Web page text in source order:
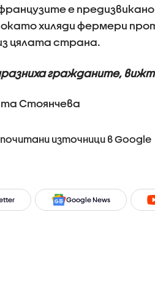
е
хиляди фермери
цялата страна.
гражданите,
Стоянчева
източници в Google
Google News